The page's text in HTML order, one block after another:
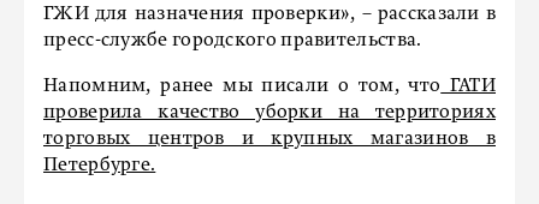
ГЖИ для назначения проверки», – рассказали в
пресс-службе городского правительства.
Напомним, ранее мы писали о том, что ГАТИ
проверила качество уборки на территориях
торговых центров и крупных магазинов в
Петербурге.